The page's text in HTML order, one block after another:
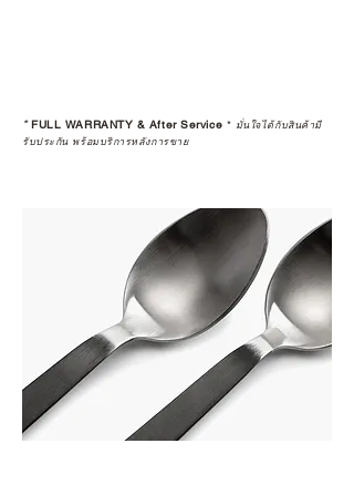
*FULL WARRANTY & After Service * มั่นใจได้กับสินค้ามี
รับประกัน พร้อมบริการหลังการขาย